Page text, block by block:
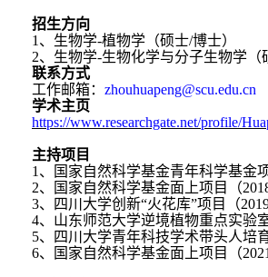
招生方向
1 、生物学-植物学（硕士/博士）
2、生物学-生物化学与分子生物学（
联系方式
工作邮箱： zhouhuapeng@scu.edu.cn
学术主页
https://www.researchgate.net/profile/
主持项目
1 、国家自然科学基金青年科学基金
2、国家自然科学基金面上项目（
3、四川大学创新“火花库”项目（
4、山东师范大学逆境植物重点实验
5、四川大学青年科技学术带头人培
6、国家自然科学基金面上项目（2021